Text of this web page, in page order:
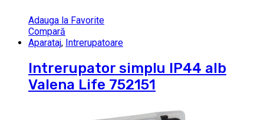
Adauga la Favorite
Compară
Aparataj, Intrerupatoare
Intrerupator simplu IP44 alb
Valena Life 752151